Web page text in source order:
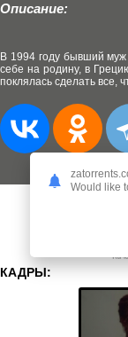
Описание:
В 1994 году бывший
себе на родину, в
поклялась сделать все,
КАДРЫ:
Would like